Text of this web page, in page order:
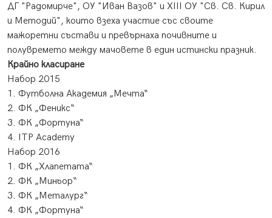
ДГ "Радомирче", ОУ "Иван Вазов" и XIII ОУ "Св. Св. Кирил
и Методий", които взеха участие със своите
мажоретни състави и превърнаха почивните и
полувремето между мачовете в един истински празник.
Крайно класиране
Набор 2015
1. Футболна Академия „Мечта“
2. ФК „Феникс“
3. ФК „Фортуна“
4. ITP Academy
Набор 2016
1. ФК „Хлапетата“
2. ФК „Миньор“
3. ФК „Металург“
4. ФК „Фортуна“